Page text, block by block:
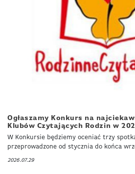
Ogłaszamy Konkurs na
Klubów Czytających Rodzin w
W Konkursie będziemy oceniać trzy
przeprowadzone od stycznia do końca
2026.07.29